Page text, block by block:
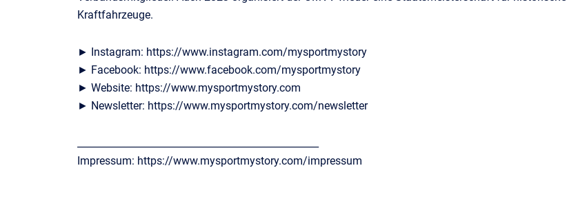
Kraftfahrzeuge.
► Instagram: https://www.instagram.com/mysportmystory
► Facebook: https://www.facebook.com/mysportmystory
► Website: https://www.mysportmystory.com
► Newsletter: https://www.mysportmystory.com/newsletter
Impressum: https://www.mysportmystory.com/impressum